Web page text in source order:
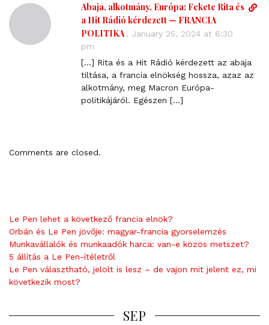
Abaja, alkotmány, Európa: Fekete Rita és
a Hit Rádió kérdezett — FRANCIA
POLITIKA , January 25, 2024 at 6:30
pm
D
t
[…] Rita és a Hit Rádió kérdezett az abaja
tiltása, a francia elnökség hossza, azaz az
alkotmány, meg Macron Európa-
politikájáról. Egészen […]
Comments are closed.
Le Pen lehet a következő francia elnök?
Orbán és Le Pen jövője: magyar-francia gyorselemzés
Munkavállalók és munkaadók harca: van-e közös metszet?
5 állítás a Le Pen-ítéletről
Le Pen választható, jelölt is lesz – de vajon mit jelent ez, mi
következik most?
SEP